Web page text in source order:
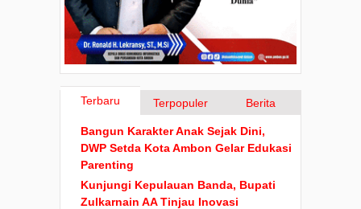
Terbaru Terpopuler Berita
Bangun Karakter Anak Sejak Dini,
DWP Setda Kota Ambon Gelar Edukasi
Parenting
Kunjungi Kepulauan Banda, Bupati
Zulkarnain AA Tinjau Inovasi